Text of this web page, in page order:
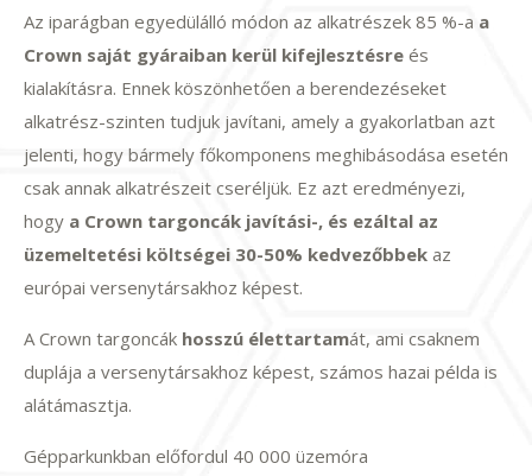
Az iparágban egyedülálló módon az alkatrészek 85 %-a a
Crown saját gyáraiban kerül kifejlesztésre és
kialakításra. Ennek köszönhetően a berendezéseket
alkatrész-szinten tudjuk javítani, amely a gyakorlatban azt
jelenti, hogy bármely főkomponens meghibásodása esetén
csak annak alkatrészeit cseréljük. Ez azt eredményezi,
hogy a Crown targoncák javítási-, és ezáltal az
üzemeltetési költségei 30-50% kedvezőbbek az
európai versenytársakhoz képest.
A Crown targoncák hosszú élettartamát, ami csaknem
duplája a versenytársakhoz képest, számos hazai példa is
alátámasztja.
Gépparkunkban előfordul 40 000 üzemóra